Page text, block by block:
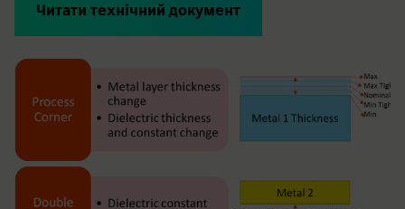
Читати технічний документ